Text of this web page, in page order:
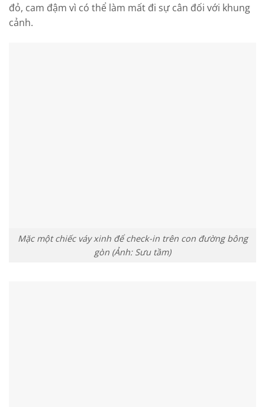
đỏ, cam đậm vì có thể làm mất đi sự cân đối với khung
cảnh.
Mặc một chiếc váy xinh để check-in trên con đường bông
gòn (Ảnh: Sưu tầm)